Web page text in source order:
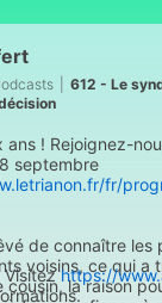
612 - Le
! Rejoignez-
septembre
fr/
de connaître les
voisins, ce qui a
cousin, la raison
Visitezhttps://